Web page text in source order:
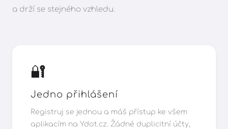
a drží se stejného vzhledu.
🔐
Jedno přihlášení
Registruj se jednou a máš přístup ke všem
aplikacím na Ydot.cz. Žádné duplicitní účty,